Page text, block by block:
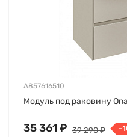
A857616510
Модуль под раковину
35 361 ₽ 39 290 ₽ -